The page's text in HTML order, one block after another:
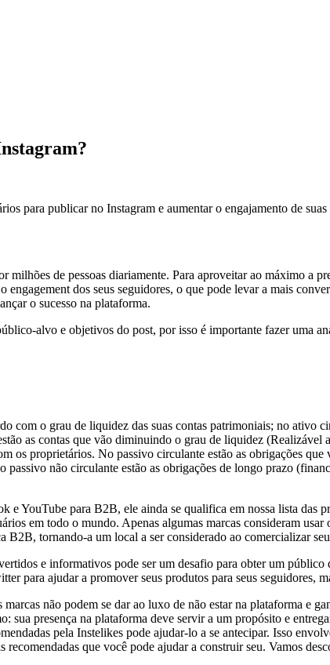
para publicar no Instagram e aumentar o engajamento de
de pessoas diariamente. Para aproveitar ao máximo a
dos seus seguidores, o que pode levar a mais
o sucesso na plataforma.
alvo e objetivos do post, por isso é importante fazer uma
com o grau de liquidez das suas contas patrimoniais; no ativo
as contas que vão diminuindo o grau de liquidez
os proprietários. No passivo circulante estão as obrigações
não circulante estão as obrigações de longo prazo
YouTube para B2B, ele ainda se qualifica em nossa lista das
em todo o mundo. Apenas algumas marcas consideram
B2B, tornando-a um local a ser considerado ao comercializar
e informativos pode ser um desafio para obter um
para ajudar a promover seus produtos para seus seguidores,
não podem se dar ao luxo de não estar na plataforma e
sua presença na plataforma deve servir a um propósito e
pela Instelikes pode ajudar-lo a se antecipar. Isso
que você pode ajudar a construir seu. Vamos